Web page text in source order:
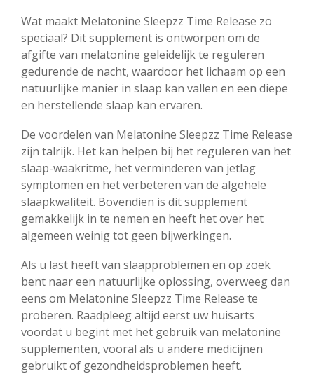
Wat maakt Melatonine Sleepzz Time Release zo
speciaal? Dit supplement is ontworpen om de
afgifte van melatonine geleidelijk te reguleren
gedurende de nacht, waardoor het lichaam op een
natuurlijke manier in slaap kan vallen en een diepe
en herstellende slaap kan ervaren.
De voordelen van Melatonine Sleepzz Time Release
zijn talrijk. Het kan helpen bij het reguleren van het
slaap-waakritme, het verminderen van jetlag
symptomen en het verbeteren van de algehele
slaapkwaliteit. Bovendien is dit supplement
gemakkelijk in te nemen en heeft het over het
algemeen weinig tot geen bijwerkingen.
Als u last heeft van slaapproblemen en op zoek
bent naar een natuurlijke oplossing, overweeg dan
eens om Melatonine Sleepzz Time Release te
proberen. Raadpleeg altijd eerst uw huisarts
voordat u begint met het gebruik van melatonine
supplementen, vooral als u andere medicijnen
gebruikt of gezondheidsproblemen heeft.